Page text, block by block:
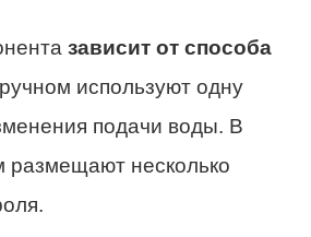
зависит от способа
используют одну
подачи воды. В
размещают несколько